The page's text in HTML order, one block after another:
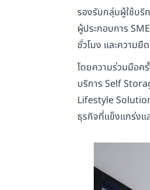
รองรับกลุ่มผู้ใช้บริ
ผู้ประกอบการ
ชั่วโมง และความยื
โดยความร่วมมือ
บริการ Self
Lifestyle
ธุรกิจที่แข็งแกร่งแ